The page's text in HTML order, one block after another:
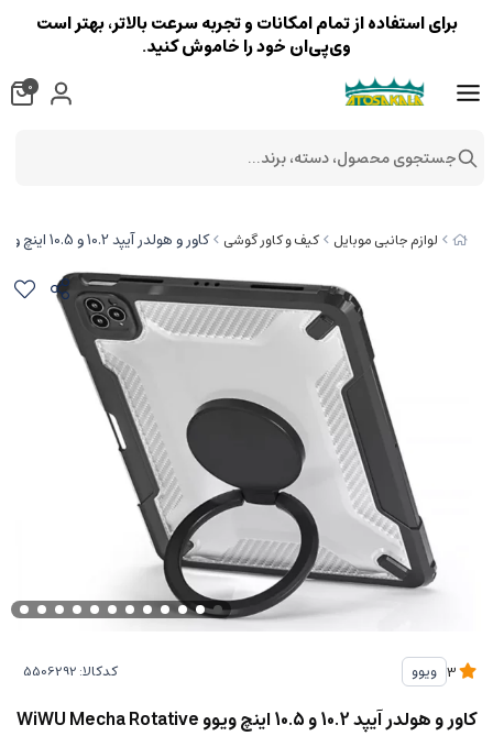
لوازم جانبی موبایل کیف و کاور گوشی کاور و هولدر آیپد 10.2 و 10.5 اینچ ویوو WiWU Mecha Rotative Stand Case for iPad/ 10.2 & 10.5 inch
ویوو کدکالا:
کاور و هولدر آیپد 10.2 و 10.5 اینچ ویوو WiWU Mecha Rotative
برای استفاده از تمام امکانات و تجربه سرعت بالاتر، بهتر است
وی‌پی‌ان خود را خاموش کنید.
0
جستجوی محصول، دسته، برند...